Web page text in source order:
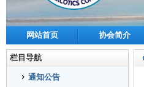
网站首页 协会简介
栏目导航
通知公告